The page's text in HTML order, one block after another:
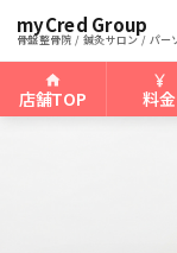
myCred Group
骨盤整骨院 / 鍼灸サロン / パー
店舗TOP 料金
ホーム › 上田骨盤整